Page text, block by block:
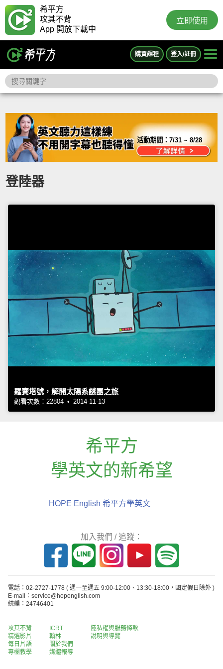
希平方
攻其不背
App 開放下載中
立即使用
購買課程 登入/註冊
活動期間：7/31 ~ 8/28
登陸器
羅賽塔號，解開太陽系謎團之旅
觀看次數：22804 • 2014-11-13
希平方
學英文的新希望
HOPE English 希平方學英文
加入我們 / 追蹤：
電話：02-2727-1778 ( 週一至週五 9:00-12:00、13:30-18:00，國定假日除外 )
E-mail：service@hopenglish.com
統編：24746401
攻其不背
精選影片
每日片語
專欄教學
ICRT
翰林
關於我們
媒體報導
隱私權與服務條款
說明與導覽